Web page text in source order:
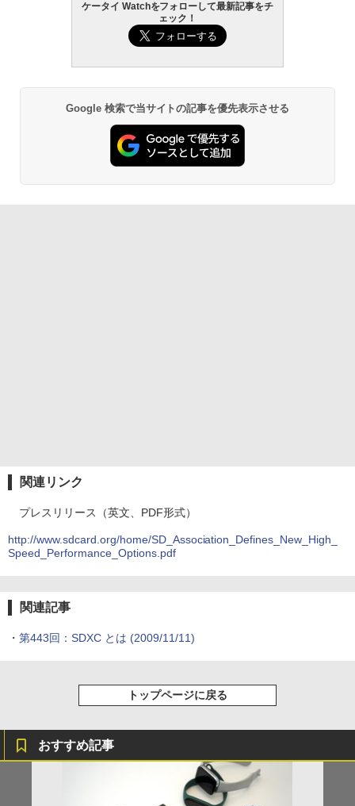
ケータイ Watchをフォローして最新記事をチ
ェック！
Google 検索で当サイトの記事を優先表示させる
関連リンク
プレスリリース（英文、PDF形式）
http://www.sdcard.org/home/SD_Association_Defines_New_High_
Speed_Performance_Options.pdf
関連記事
・ 第443回：SDXC とは (2009/11/11)
トップページに戻る
おすすめ記事